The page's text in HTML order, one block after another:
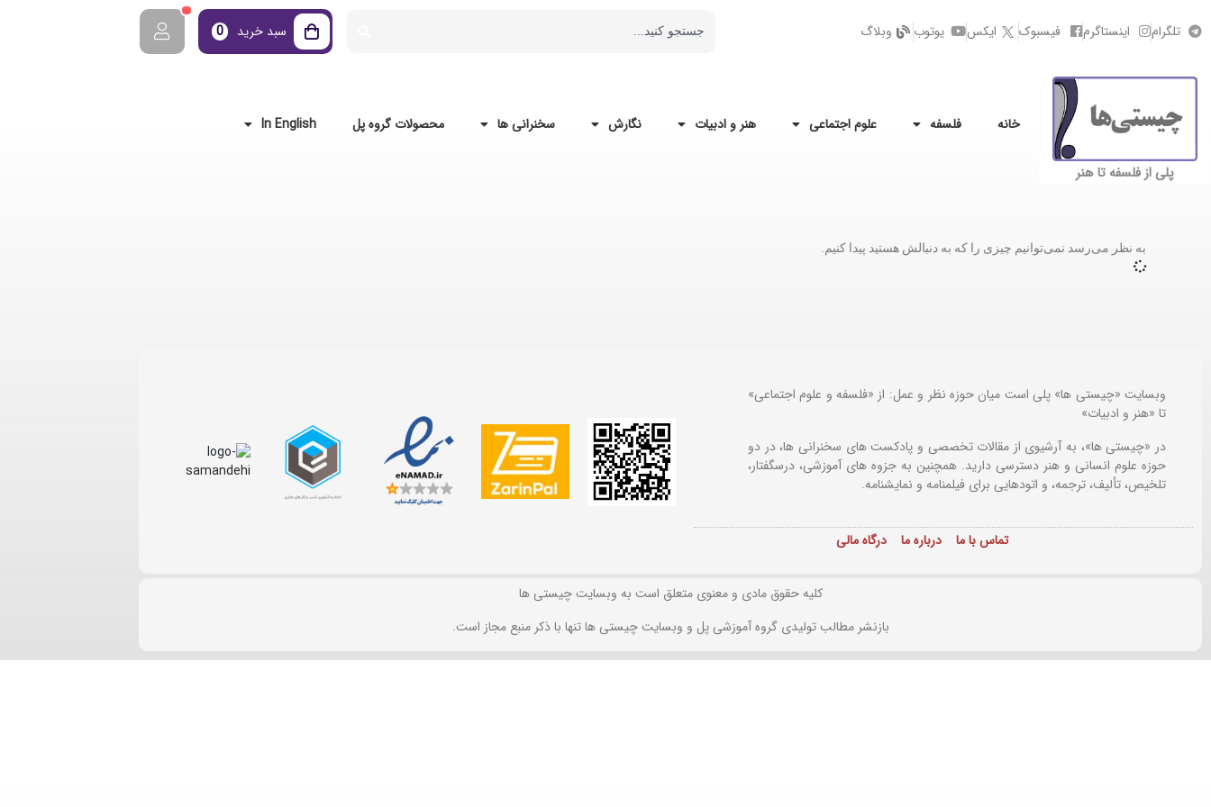
تلگرام اینستاگرم فیسبوک ایکس یوتوب وبلاگ سبد خرید 0
پلی از فلسفه تا هنر
خانه فلسفه علوم اجتماعی هنر و ادبیات نگارش سخنرانی ها محصولات گروه پل In English
به نظر می‌رسد نمی‌توانیم چیزی را که به دنبالش هستید پیدا کنیم.
وبسایت «چیستی ها» پلی است میان حوزه نظر و عمل: از «فلسفه و علوم اجتماعی»
تا «هنر و ادبیات»
در «چیستی ها»، به آرشیوی از مقالات تخصصی و پادکست های سخنرانی ها، در دو
حوزه علوم انسانی و هنر دسترسی دارید. همچنین به جزوه های آموزشی، درسگفتار،
تلخیص، تألیف، ترجمه، و اتودهایی برای فیلمنامه و نمایشنامه.
تماس با ما درباره ما درگاه مالی
کلیه حقوق مادی و معنوی متعلق است به وبسایت چیستی ها
بازنشر مطالب تولیدی گروه آموزشی پل و وبسایت چیستی ها تنها با ذکر منبع مجاز است.